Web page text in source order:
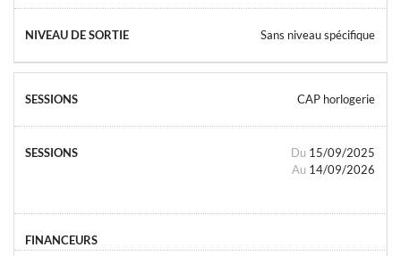
Sans niveau spécifique
CAP horlogerie
Du 15/09/2025
Au 14/09/2026